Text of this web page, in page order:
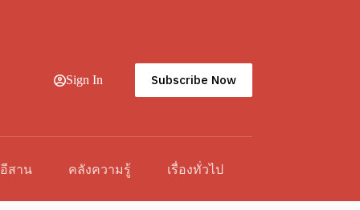
Sign In Subscribe Now
อีสาน คลังความรู้ เรื่องทั่วไป